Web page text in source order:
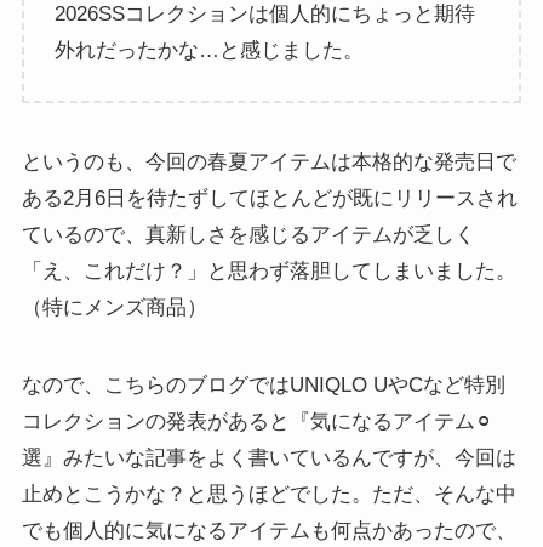
2026SSコレクションは個人的にちょっと期待
外れだったかな…と感じました。
というのも、今回の春夏アイテムは本格的な発売日で
ある2月6日を待たずしてほとんどが既にリリースされ
ているので、真新しさを感じるアイテムが乏しく
「え、これだけ？」と思わず落胆してしまいました。
（特にメンズ商品）
なので、こちらのブログではUNIQLO UやCなど特別
コレクションの発表があると『気になるアイテム⚪︎
選』みたいな記事をよく書いているんですが、今回は
止めとこうかな？と思うほどでした。ただ、そんな中
でも個人的に気になるアイテムも何点かあったので、